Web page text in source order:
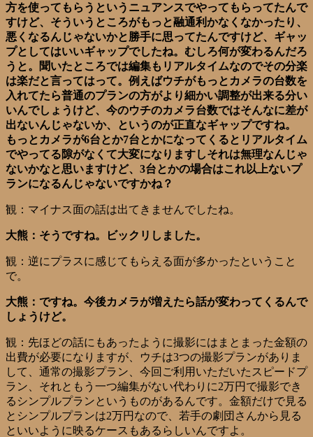
方を使ってもらうというニュアンスでやってもらってたんで
すけど、そういうところがもっと融通利かなくなかったり、
悪くなるんじゃないかと勝手に思ってたんですけど、ギャッ
プとしてはいいギャップでしたね。むしろ何が変わるんだろ
うと。聞いたところでは編集もリアルタイムなのでその分楽
は楽だと言ってはって。例えばウチがもっとカメラの台数を
入れてたら普通のプランの方がより細かい調整が出来る分い
いんでしょうけど、今のウチのカメラ台数ではそんなに差が
出ないんじゃないか、というのが正直なギャップですね。
もっとカメラが6台とか7台とかになってくるとリアルタイム
でやってる隙がなくて大変になりますしそれは無理なんじゃ
ないかなと思いますけど、3台とかの場合はこれ以上ないプ
ランになるんじゃないですかね？
観：マイナス面の話は出てきませんでしたね。
大熊：そうですね。ビックリしました。
観：逆にプラスに感じてもらえる面が多かったということ
で。
大熊：ですね。今後カメラが増えたら話が変わってくるんで
しょうけど。
観：先ほどの話にもあったように撮影にはまとまった金額の
出費が必要になりますが、ウチは3つの撮影プランがありま
して、通常の撮影プラン、今回ご利用いただいたスピードプ
ラン、それともう一つ編集がない代わりに2万円で撮影でき
るシンプルプランというものがあるんです。金額だけで見る
とシンプルプランは2万円なので、若手の劇団さんから見る
といいように映るケースもあるらしいんですよ。